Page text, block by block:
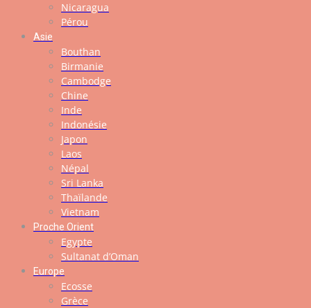
Nicaragua
Pérou
Asie
Bouthan
Birmanie
Cambodge
Chine
Inde
Indonésie
Japon
Laos
Népal
Sri Lanka
Thaïlande
Vietnam
Proche Orient
Egypte
Sultanat d’Oman
Europe
Ecosse
Grèce